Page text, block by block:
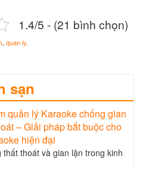
1.4/5 - (21 bình chọn)
, quan ly.
sạn
quản lý Karaoke chống gian
– Giải pháp bắt buộc cho
hiện đại
thoát và gian lận trong kinh